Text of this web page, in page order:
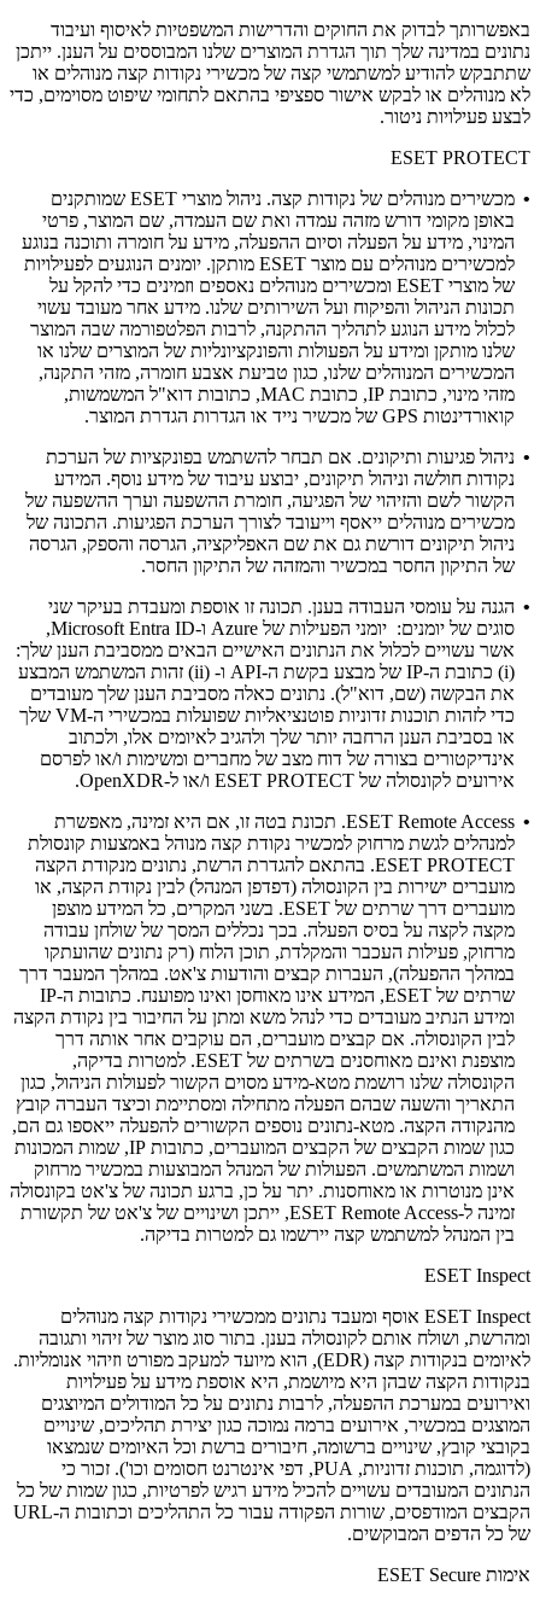
באפשרותך לבדוק את החוקים והדרישות המשפטיות לאיסוף ועיבוד
נתונים במדינה שלך תוך הגדרת המוצרים שלנו המבוססים על הענן. ייתכן
שתתבקש להודיע למשתמשי קצה של מכשירי נקודות קצה מנוהלים או
לא מנוהלים או לבקש אישור ספציפי בהתאם לתחומי שיפוט מסוימים, כדי
לבצע פעילויות ניטור.
ESET PROTECT
• מכשירים מנוהלים של נקודות קצה.
ניהול מוצרי ESET שמותקנים
באופן מקומי דורש מזהה עמדה ואת שם העמדה, שם המוצר, פרטי
המינוי, מידע על הפעלה וסיום ההפעלה, מידע על חומרה ותוכנה בנוגע
למכשירים מנוהלים עם מוצר ESET מותקן. יומנים הנוגעים לפעילויות
של מוצרי ESET ומכשירים מנוהלים נאספים וזמינים כדי להקל על
תכונות הניהול והפיקוח ועל השירותים שלנו. מידע אחר מעובד עשוי
לכלול מידע הנוגע לתהליך ההתקנה, לרבות הפלטפורמה שבה המוצר
שלנו מותקן ומידע על הפעולות והפונקציונליות של המוצרים שלנו או
המכשירים המנוהלים שלנו, כגון טביעת אצבע חומרה, מזהי התקנה,
מזהי מינוי, כתובת IP, כתובת MAC, כתובות דוא"ל המשמשות,
קואורדינטות GPS של מכשיר נייד או הגדרות הגדרת המוצר.
• ניהול פגיעות ותיקונים. אם תבחר להשתמש בפונקציות של הערכת
נקודות חולשה וניהול תיקונים, יבוצע עיבוד של מידע נוסף. המידע
הקשור לשם והזיהוי של הפגיעה, חומרת ההשפעה וערך ההשפעה של
מכשירים מנוהלים ייאסף וייעובד לצורך הערכת הפגיעות. התכונה של
ניהול תיקונים דורשת גם את שם האפליקציה, הגרסה והספק, הגרסה
של התיקון החסר במכשיר והמזהה של התיקון החסר.
• הגנה על עומסי העבודה בענן. תכונה זו אוספת ומעבדת בעיקר שני
סוגים של יומנים: יומני הפעילות של Azure ו-Microsoft Entra ID,
אשר עשויים לכלול את הנתונים האישיים הבאים ממסביבת הענן שלך:
(i) כתובת ה-IP של מבצע בקשת ה-API ו- (ii) זהות המשתמש המבצע
את הבקשה (שם, דוא"ל). נתונים כאלה מסביבת הענן שלך מעובדים
כדי לזהות תוכנות זדוניות פוטנציאליות שפועלות במכשירי ה-VM שלך
או בסביבת הענן הרחבה יותר שלך ולהגיב לאיומים אלו, ולכתוב
אינדיקטורים בצורה של דוח מצב של מחברים ומשימות ו/או לפרסם
אירועים לקונסולה של ESET PROTECT ו/או ל-OpenXDR.
•
ESET Remote Access. תכונת בטה זו, אם היא זמינה, מאפשרת
למנהלים לגשת מרחוק למכשיר נקודת קצה מנוהל באמצעות קונסולת
ESET PROTECT. בהתאם להגדרת הרשת, נתונים מנקודת הקצה
מועברים ישירות בין הקונסולה (דפדפן המנהל) לבין נקודת הקצה, או
מועברים דרך שרתים של ESET. בשני המקרים, כל המידע מוצפן
מקצה לקצה על בסיס הפעלה. בכך נכללים המסך של שולחן עבודה
מרחוק, פעילות העכבר והמקלדת, תוכן הלוח (רק נתונים שהועתקו
במהלך ההפעלה), העברות קבצים והודעות צ'אט. במהלך המעבר דרך
שרתים של ESET, המידע אינו מאוחסן ואינו מפוענח. כתובות ה-IP
ומידע הנתיב מעובדים כדי לנהל משא ומתן על החיבור בין נקודת הקצה
לבין הקונסולה. אם קבצים מועברים, הם עוקבים אחר אותה דרך
מוצפנת ואינם מאוחסנים בשרתים של ESET. למטרות בדיקה,
הקונסולה שלנו רושמת מטא-מידע מסוים הקשור לפעולות הניהול, כגון
התאריך והשעה שבהם הפעלה מתחילה ומסתיימת וכיצד העברה קובץ
מהנקודה הקצה. מטא-נתונים נוספים הקשורים להפעלה ייאספו גם הם,
כגון שמות הקבצים של הקבצים המועברים, כתובות IP, שמות המכונות
ושמות המשתמשים. הפעולות של המנהל המבוצעות במכשיר מרחוק
אינן מנוטרות או מאוחסנות. יתר על כן, ברגע תכונה של צ'אט בקונסולה
זמינה ל-ESET Remote Access, ייתכן ושינויים של צ'אט של תקשורת
בין המנהל למשתמש קצה יירשמו גם למטרות בדיקה.
ESET Inspect
ESET Inspect אוסף ומעבד נתונים ממכשירי נקודות קצה מנוהלים
ומהרשת, ושולח אותם לקונסולה בענן. בתור סוג מוצר של זיהוי ותגובה
לאיומים בנקודות קצה (EDR), הוא מיועד למעקב מפורט וזיהוי אנומליות.
בנקודות הקצה שבהן היא מיושמת, היא אוספת מידע על פעילויות
ואירועים במערכת ההפעלה, לרבות נתונים על כל המודולים המיוצגים
המוצגים במכשיר, אירועים ברמה נמוכה כגון יצירת תהליכים, שינויים
בקובצי קובץ, שינויים ברשומה, חיבורים ברשת וכל האיומים שנמצאו
(לדוגמה, תוכנות זדוניות, PUA, דפי אינטרנט חסומים וכו').
זכור כי
הנתונים המעובדים עשויים להכיל מידע רגיש לפרטיות, כגון שמות של כל
הקבצים המודפסים, שורות הפקודה עבור כל התהליכים וכתובות ה-URL
של כל הדפים המבוקשים.
אימות ESET Secure